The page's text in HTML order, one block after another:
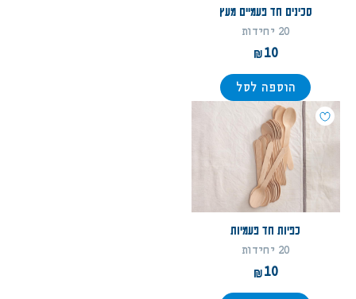
סכינים חד פעמיים מעץ
20 יחידות
10
הוספה לסל
כפיות חד פעמיות
20 יחידות
10